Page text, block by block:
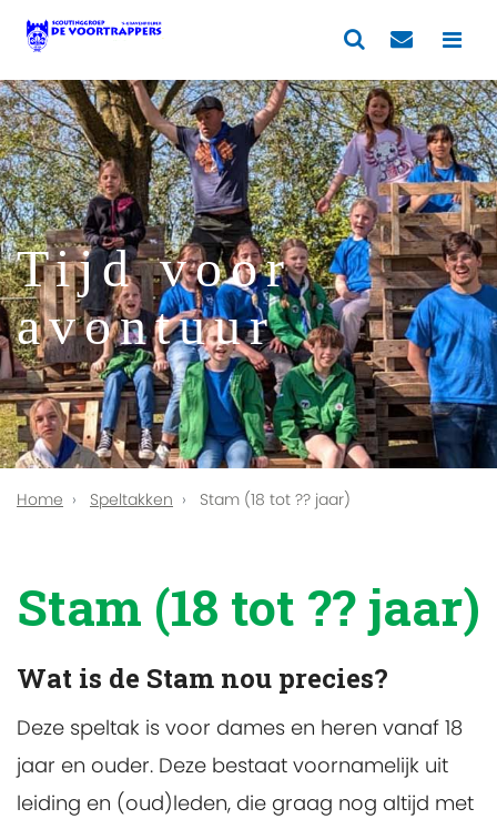
Tijd voor
avontuur
Home Speltakken Stam (18 tot ?? jaar)
Stam (18 tot ?? jaar)
Wat is de Stam nou precies?
Deze speltak is voor dames en heren vanaf 18
jaar en ouder. Deze bestaat voornamelijk uit
leiding en (oud)leden, die graag nog altijd met